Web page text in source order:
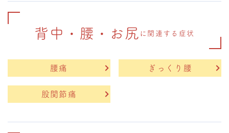
背中・腰・お尻 に関連する症状
腰痛 ぎっくり腰
股関節痛